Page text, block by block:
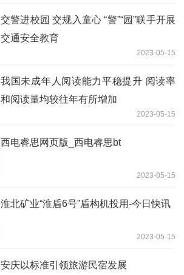
交警进校园 交规入童心 “警”“园”联手开展
交通安全教育
2023-05-15
我国未成年人阅读能力平稳提升 阅读率
和阅读量均较往年有所增加
2023-05-15
西电睿思网页版_西电睿思bt
2023-05-15
淮北矿业“淮盾6号”盾构机投用-今日快讯
2023-05-15
安庆以标准引领旅游民宿发展